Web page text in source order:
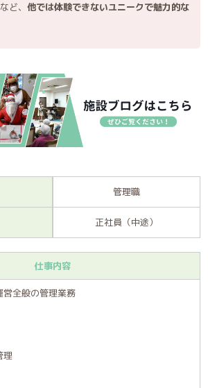
ど、他では体験できないユニークで魅力的な
管理職
正社員（中途）
仕事内容
全般の管理業務
理